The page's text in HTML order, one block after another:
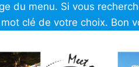
du menu. Si vous
clé de votre choix. Bon